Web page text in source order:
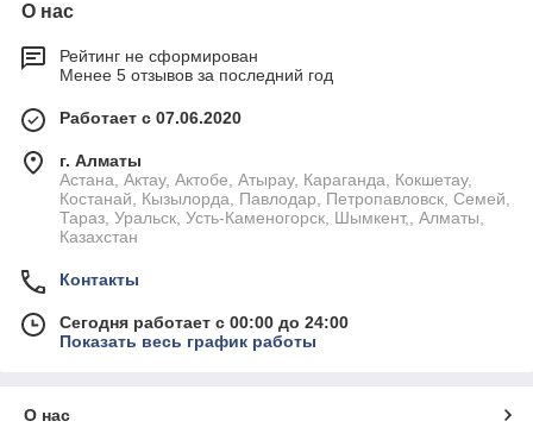
О нас
Рейтинг не сформирован
Менее 5 отзывов за последний год
Работает с 07.06.2020
г. Алматы
Астана, Актау, Актобе, Атырау, Караганда, Кокшетау,
Костанай, Кызылорда, Павлодар, Петропавловск, Семей,
Тараз, Уральск, Усть-Каменогорск, Шымкент,, Алматы,
Казахстан
Контакты
Сегодня работает с 00:00 до 24:00
Показать весь график работы
О нас